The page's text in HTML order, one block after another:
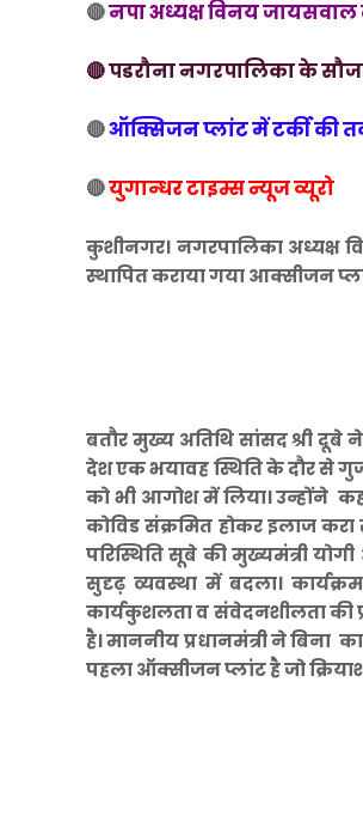
🔴नपा अध्यक्ष विनय
🔴 पडरौना नगरपालिका के
🔴ऑक्सिजन प्लांट में टर्की की
🔴युगान्धर टाइम्स न्यूज व्यूरो
कुशीनगर। नगरपालिका अध्यक्ष
स्थापित कराया गया आक्सीजन
बतौर मुख्य अतिथि सांसद श्री
देश एक भयावह स्थिति के दौर से
को भी आगोश में लिया। उन्होंने
कोविड संक्रमित होकर इलाज
परिस्थिति सूबे की मुख्यमंत्री
सुदृढ़ व्यवस्था में बदला।
कार्यकुशलता व संवेदनशीलता की
है। माननीय प्रधानमंत्री ने बिना
पहला ऑक्सीजन प्लांट है जो